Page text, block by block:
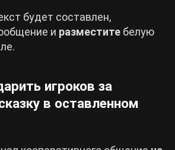
будет составлен,
и разместите белую
игроков за
в оставленном